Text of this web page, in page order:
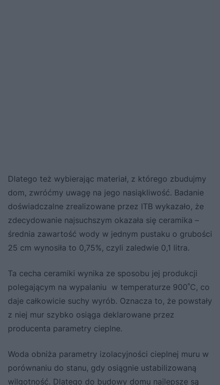
Dlatego też wybierając materiał, z którego zbudujmy
dom, zwróćmy uwagę na jego nasiąkliwość. Badanie
doświadczalne zrealizowane przez ITB wykazało, że
zdecydowanie najsuchszym okazała się ceramika –
średnia zawartość wody w jednym pustaku o grubości
25 cm wynosiła to 0,75%, czyli zaledwie 0,1 litra.
Ta cecha ceramiki wynika ze sposobu jej produkcji
polegającym na wypalaniu w temperaturze 900˚C, co
daje całkowicie suchy wyrób. Oznacza to, że powstały
z niej mur szybko osiąga deklarowane przez
producenta parametry cieplne.
Woda obniża parametry izolacyjności cieplnej muru w
porównaniu do stanu, gdy osiągnie ustabilizowaną
wilgotność. Dlatego do budowy domu najlepsze są